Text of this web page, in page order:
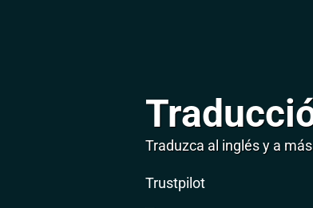
Traduzca al inglés y a
Trustpilot